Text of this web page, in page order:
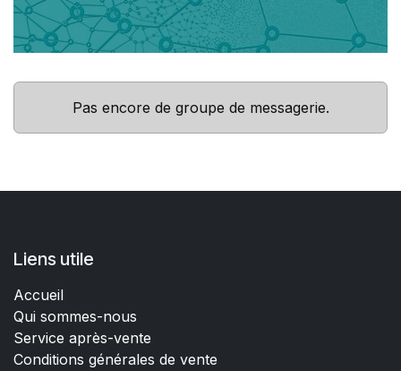
Pas encore de groupe de messagerie.
Liens utile
Accueil
Qui sommes-nous
Service après-vente
Conditions générales de vente